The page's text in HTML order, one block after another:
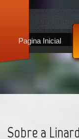
Pagina Inicial
Sobre a